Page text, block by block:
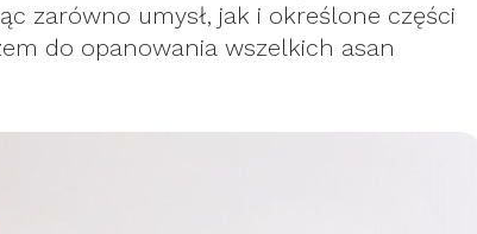
zarówno umysł, jak i określone części
do opanowania wszelkich asan